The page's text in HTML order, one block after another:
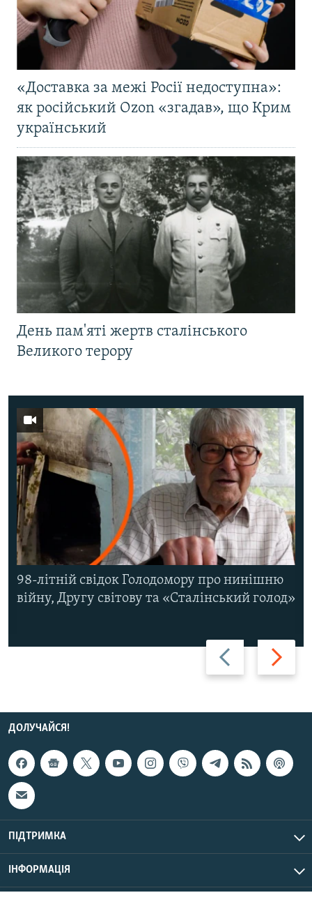
«Доставка за межі Росії недоступна»:
як російський Ozon «згадав», що Крим
український
День пам'яті жертв сталінського
Великого терору
Назад Вперед
98-літній свідок Голодомору про нинішню
війну, Другу світову та «Сталінський голод»
ДОЛУЧАЙСЯ!
ПІДТРИМКА
ІНФОРМАЦІЯ